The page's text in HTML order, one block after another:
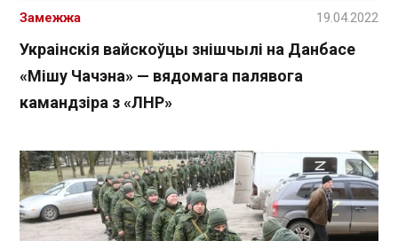
Украінскія вайскоўцы знішчылі на Данбасе
«Мішу Чачэна» — вядомага палявога
камандзіра з «ЛНР»
Замежжа 19.04.2022